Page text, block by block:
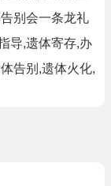
别会一条龙礼
导,遗体寄存,办
告别,遗体火化,